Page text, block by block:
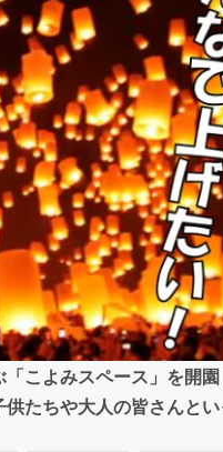
書籍・雑誌出版
チャレンジ
CAMPFIRE for
CAMPFIREふるさ
こよみスペース」を開
たちや大人の皆さんと